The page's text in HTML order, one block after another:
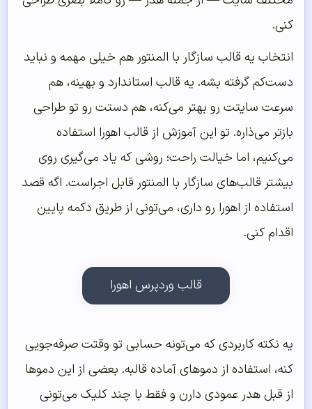
کنی.
انتخاب یه قالب سازگار با المنتور هم خیلی مهمه و نباید
دست‌کم گرفته بشه. یه قالب استاندارد و بهینه، هم
سرعت سایتت رو بهتر می‌کنه، هم دستت رو تو طراحی
بازتر می‌ذاره. تو این آموزش از قالب اهورا استفاده
می‌کنیم، اما خیالت راحت؛ روشی که یاد می‌گیری روی
بیشتر قالب‌های سازگار با المنتور قابل اجراست. اگه قصد
استفاده از اهورا رو داری، می‌تونی از طریق دکمه پایین
اقدام کنی.
قالب وردپرس اهورا
یه نکته کاربردی که می‌تونه حسابی تو وقتت صرفه‌جویی
کنه، استفاده از دموهای آماده قالبه. بعضی از این دموها
از قبل هدر عمودی دارن و فقط با چند کلیک می‌تونی